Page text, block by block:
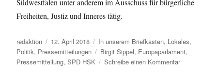
Südwestfalen unter anderem im Ausschuss für bürgerliche
Freiheiten, Justiz und Inneres tätig.
Autor
redaktion
Veröffentlicht
am
12. April 2018 Kategorien
In unserem Briefkasten, Lokales,
Politik, Pressemitteilungen Schlagwörter
Birgit Sippel, Europaparlament,
Pressemitteilung,SPD HSK Schreibe einen Kommentarzu